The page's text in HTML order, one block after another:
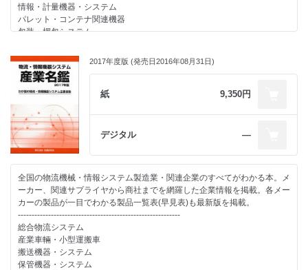
情報・計量機器・システム
パレット・コンテナ関連機器
包装・梱包システム
その他
-----------------------------------------------------------
社名索引
名鑑の見方・使い方
-----------------------------------------------------------
特別資料
・調査研究レポート1 物流システム関連機器 生産売上統計
・調査研究レポート2 “配送”“ギフト選択”に関する通販サービス新潮流調
査から
・調査研究レポート3 輸配送管理システム、倉庫管理システム導入現場
のリアルな評価や切実なニーズ考察
・調査研究レポート4 幹線輸送効率化のための課題「手荷役」の現状に
ついて考察する
・物流関連主要団体概要一覧(40団体)
・メーカー別物流関連製品一覧 (一目で各メーカーの取扱製品がわかる
早見表)
・物流関連メーカー一覧 (社名・住所・電話番号の一覧表)
2017年度版 (発売日2016年08月31日)
紙 9,350円
デジタル ―
全国の物流機械・情報システム製造業・関連企業のすべてがわかる本。メ
ーカー、関連サプライヤから商社までを網羅した企業情報を掲載。各メー
カーの製品が一目でわかる製品一覧表(早見表)も最新版を掲載。
-----------------------------------------------------------
総合物流システム
産業車輛・小型運搬車
搬送機器・システム
保管機器・システム